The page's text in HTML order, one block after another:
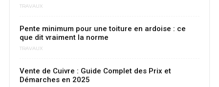
TRAVAUX
Pente minimum pour une toiture en ardoise : ce
que dit vraiment la norme
TRAVAUX
Vente de Cuivre : Guide Complet des Prix et
Démarches en 2025